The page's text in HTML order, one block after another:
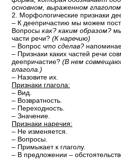
основном, выраженном
2. Морфологические признаки
– К деепричастию мы можем
Вопросы как? каким образом?
части речи? (К наречию)
– Вопрос что сделав?
– Признаки каких частей речи
деепричастие? (В нем
глагола.)
– Назовите их.
Признаки глагола:
– Вид.
– Возвратность.
– Переходность.
– Значение.
Признаки наречия:
– Не изменяется.
– Вопросы.
– Примыкает к глаголу.
– В предложении –